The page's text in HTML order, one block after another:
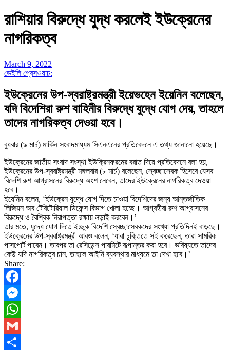
রাশিয়ার বিরুদ্ধে যুদ্ধ করলেই ইউক্রেনের
নাগরিকত্ব
March 9, 2022
ডেইলি প্রেসওয়াচ:
ইউক্রেনের উপ-স্বরাষ্ট্রমন্ত্রী ইয়েভহেন ইয়েনিন বলেছেন,
যদি বিদেশিরা রুশ বাহিনীর বিরুদ্ধে যুদ্ধে যোগ দেয়, তাহলে
তাদের নাগরিকত্ব দেওয়া হবে।
বুধবার (৯ মার্চ) মার্কিন সংবাদমাধ্যম সিএনএনের প্রতিবেদনে এ তথ্য জানানো হয়েছে।
ইউক্রেনের জাতীয় সংবাদ সংস্থা ইউক্রিনফরমের বরাত দিয়ে প্রতিবেদনে বলা হয়,
ইউক্রেনের উপ-স্বরাষ্ট্রমন্ত্রী মঙ্গলবার (৮ মার্চ) বলেছেন, স্বেচ্ছাসেবক হিসেবে যেসব
বিদেশি রুশ আগ্রাসনের বিরুদ্ধে অংশ নেবেন, তাদের ইউক্রেনের নাগরিকত্ব দেওয়া
হবে।
ইয়েনিন বলেন, ‘ইউক্রেন যুদ্ধে যোগ দিতে চাওয়া বিদেশিদের জন্য আন্তর্জাতিক
লিজিয়ন অব টেরিটোরিয়াল ডিফেন্স বিভাগ খোলা হচ্ছে। আগ্রহীরা রুশ আগ্রাসনের
বিরুদ্ধে ও বৈশ্বিক নিরাপত্তা রক্ষায় লড়াই করবেন।’
তার মতে, যুদ্ধে যোগ দিতে ইচ্ছুক বিদেশি স্বেচ্ছাসেবকদের সংখ্যা প্রতিদিনই বাড়ছে।
ইউক্রেনের উপ-স্বরাষ্ট্রমন্ত্রী আরও বলেন, ‘যারা চুক্তিতে সই করেছেন, তারা সামরিক
পাসপোর্ট পাবেন। তারপর তা রেসিডেন্স পারমিটে রূপান্তর করা হবে। ভবিষ্যতে তাদের
কেউ যদি নাগরিকত্ব চান, তাহলে আইনি ব্যবস্থার মাধ্যমে তা দেখা হবে।’
Share:
Facebook
Messenger
WhatsApp
Gmail